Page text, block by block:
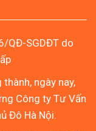
QĐ-SGDĐT do
ngày nay,
Công ty Tư Vấn
Đô Hà Nội.